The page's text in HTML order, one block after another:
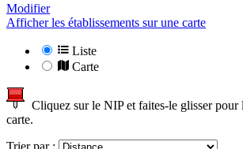
Modifier
Afficher les établissements sur une carte
Liste
Carte
Cliquez sur le NIP et faites-le glisser pour
carte.
Trier par :